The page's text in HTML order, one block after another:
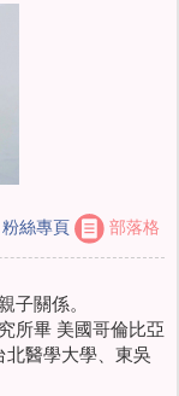
粉絲專頁 部落格
子關係。
所畢 美國哥倫比亞
北醫學大學、東吳